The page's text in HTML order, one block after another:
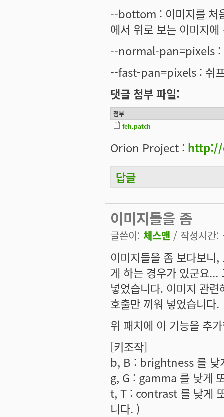
--bottom : 이미지를 처
에서 위로 보는 이미지에
--normal-pan=pixels :
--fast-pan=pixels : 쉬
댓글 첨부 파일:
첨부
feh.patch
Orion Project :
답글
이미지들을 좀
글쓴이: 체스맨 / 작성시간
이미지들을 좀 보다보니
게 하는 경우가 있군요
넣었습니다. 이미지 관
호출만 끼워 넣었습니다.
위 패치에 이 기능을 추
[키조작]
b, B : brightness 를 낮
g, G : gamma 를 낮게
t, T : contrast 를 낮게
니다. )